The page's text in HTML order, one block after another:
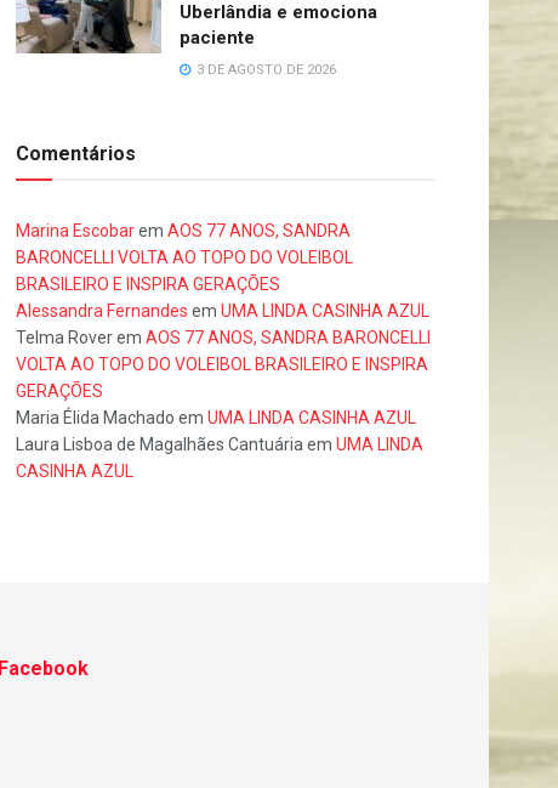
Uberlândia e emociona
paciente
3 DE AGOSTO DE 2026
Comentários
Marina Escobarem AOS 77 ANOS, SANDRA
BARONCELLI VOLTA AO TOPO DO VOLEIBOL
BRASILEIRO E INSPIRA GERAÇÕES
Alessandra Fernandes em UMA LINDA CASINHA AZUL
Telma Roverem AOS 77 ANOS, SANDRA BARONCELLI
VOLTA AO TOPO DO VOLEIBOL BRASILEIRO E INSPIRA
GERAÇÕES
Maria Élida Machado em UMA LINDA CASINHA AZUL
Laura Lisboa de Magalhães Cantuáriaem UMA LINDA
CASINHA AZUL
Facebook